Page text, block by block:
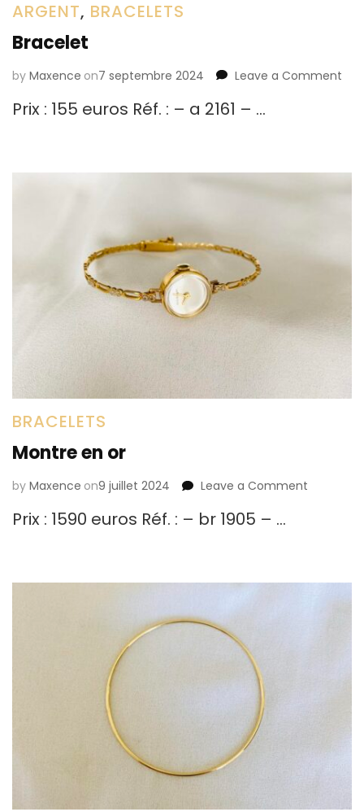
ARGENT, BRACELETS
Bracelet
by Maxence on7 septembre 2024 Leave a Comment
Prix : 155 euros Réf. : – a 2161 – …
BRACELETS
Montre en or
by Maxence on9 juillet 2024 Leave a Comment
Prix : 1590 euros Réf. : – br 1905 – …